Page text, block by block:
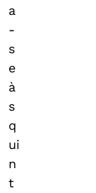
a
-
s
e
à
s
q
ui
n
t